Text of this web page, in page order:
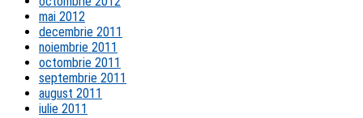
mai 2012
decembrie 2011
noiembrie 2011
octombrie 2011
septembrie 2011
august 2011
iulie 2011